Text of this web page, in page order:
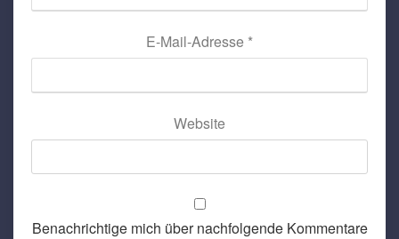
E-Mail-Adresse *
Website
Benachrichtige mich über nachfolgende Kommentare